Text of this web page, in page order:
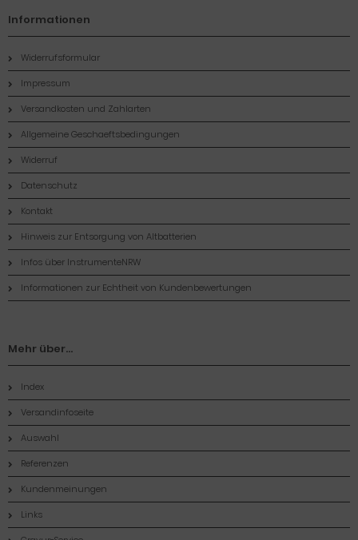
Informationen
Widerrufsformular
Impressum
Versandkosten und Zahlarten
Allgemeine Geschaeftsbedingungen
Widerruf
Datenschutz
Kontakt
Hinweis zur Entsorgung von Altbatterien
Infos über InstrumenteNRW
Informationen zur Echtheit von Kundenbewertungen
Mehr über...
Index
Versandinfoseite
Auswahl
Referenzen
Kundenmeinungen
Links